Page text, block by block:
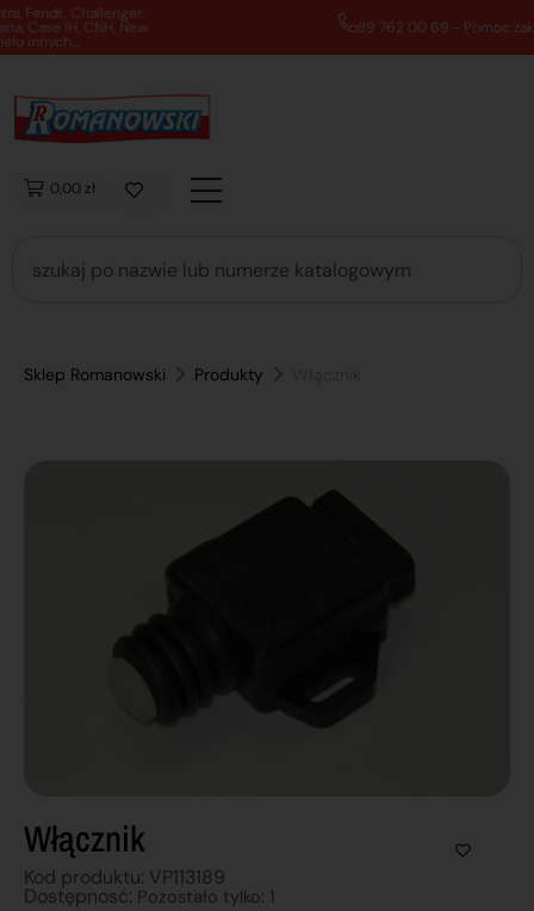
89 762 00 69 - Pomoc zakupowa 7:00 - 16:00
0,00 zł
Sklep Romanowski Produkty
Włącznik
Kod produktu: VP113189
Dostępnosć: Pozostało tylko: 1